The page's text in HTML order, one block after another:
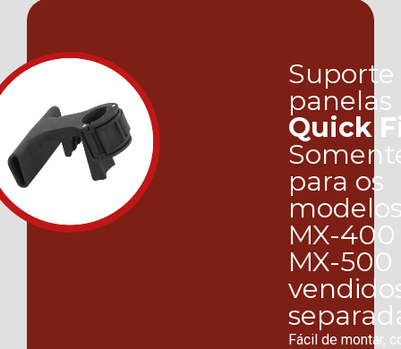
Suporte
panelas
Quick
para os
MX-400
MX-500
Fácil de montar,